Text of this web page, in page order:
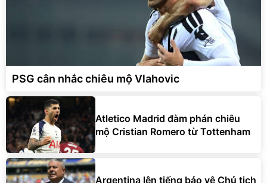
PSG cân nhắc chiêu mộ Vlahovic
Atletico Madrid đàm phán chiêu
mộ Cristian Romero từ Tottenham
Argentina lên tiếng bảo vệ Chủ tịch